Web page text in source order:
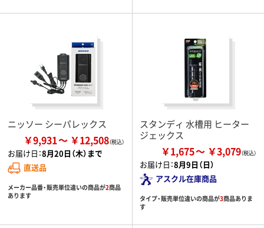
ニッソー シーパレックス
￥9,931 ￥12,508
お届け日：8月20日（木）まで
直送品
メーカー品番・販売単位違いの商品が2商品
あります
スタンディ 水槽用 ヒーター
ジェックス
￥1,675 ￥3,079
お届け日：8月9日（日）
アスクル在庫商品
タイプ・販売単位違いの商品が3商品ありま
す